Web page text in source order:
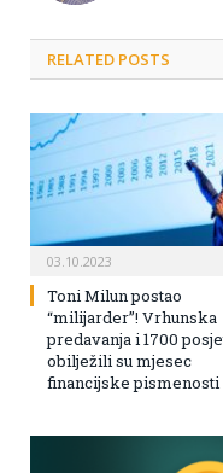
RELATED POSTS
03.10.2023
Toni Milun postao
“milijarder”! Vrhunska
predavanja i 1700
obilježili su mjesec
financijske pismenosti